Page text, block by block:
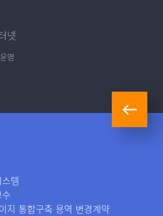
넷
영
템
지 통합구축 용역 변경계약